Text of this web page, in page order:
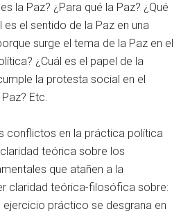
la Paz? ¿Para qué la Paz? ¿Qué
es el sentido de la Paz en una
surge el tema de la Paz en el
¿Cuál es el papel de la
la protesta social en el
Etc.
conflictos en la práctica política
teórica sobre los
que atañen a la
claridad teórica-filosófica sobre:
ejercicio práctico se desgrana en